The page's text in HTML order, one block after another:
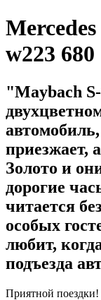
w223 680
Maybach
приезжает,
Золото и
дорогие
читается
особых
любит,
подъезда
Приятной поездки!